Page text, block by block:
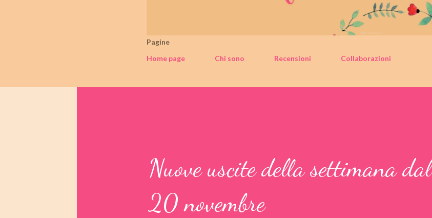
Pagine
Home page
Chi sono Recensioni Collaborazioni
Nuove uscite della settimana dal
20 novembre